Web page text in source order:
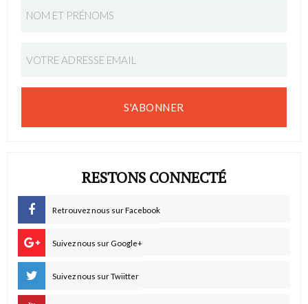
S'ABONNER
RESTONS CONNECTÉ
Retrouvez nous sur Facebook
Suivez nous sur Google+
Suivez nous sur Twiitter